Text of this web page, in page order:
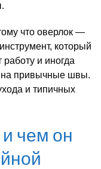
что оверлок —
который
и иногда
на привычные швы.
и типичных
чем он